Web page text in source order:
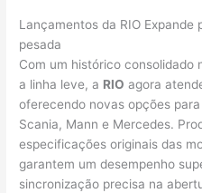
Lançamentos da RIO
pesada
Com um histórico consolidado
a linha leve, a RIO agora
oferecendo novas opções
Scania, Mann e Mercedes.
especificações originais das
garantem um desempenho
sincronização precisa na